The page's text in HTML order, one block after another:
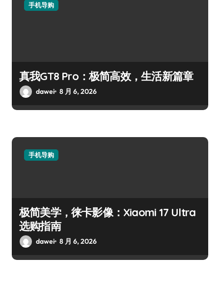
手机导购
真我GT8 Pro：极简高效，生活新篇章
dawei 8 月 6, 2026
手机导购
极简美学，徕卡影像：Xiaomi 17 Ultra
选购指南
dawei 8 月 6, 2026